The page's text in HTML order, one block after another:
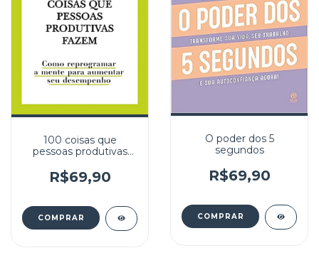
100 coisas que
pessoas produtivas
reprogramar a mente
para melhorar seu
R$69,90
O poder dos 5
segundos
R$69,90